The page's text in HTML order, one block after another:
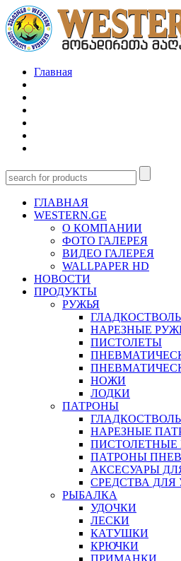
Главная
ГЛАВНАЯ
WESTERN.GE
О КОМПАНИИ
ФОТО ГАЛЕРЕЯ
ВИДЕО ГАЛЕРЕЯ
WALLPAPER HD
НОВОСТИ
ПРОДУКТЫ
РУЖЬЯ
НАРЕЗНЫЕ
ПИСТОЛЕТЫ
НОЖИ
ЛОДКИ
ПАТРОНЫ
НАРЕЗНЫЕ
ПИСТОЛЕТНЫЕ
ПАТРОНЫ
АКСЕСУАРЫ
СРЕДСТВА
РЫБАЛКА
УДОЧКИ
ЛЕСКИ
КАТУШКИ
КРЮЧКИ
ПРИМАНКИ